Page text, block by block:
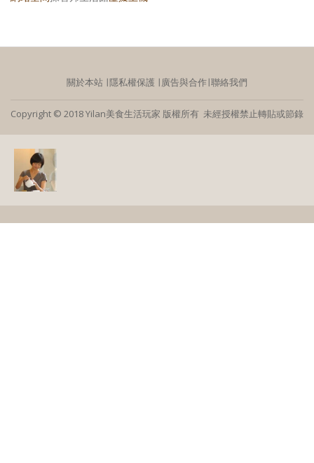
關於本站 ∣隱私權保護 ∣ 廣告與合作∣聯絡我們
Copyright © 2018 Yilan美食生活玩家 版權所有 未經授權禁止轉貼或節錄